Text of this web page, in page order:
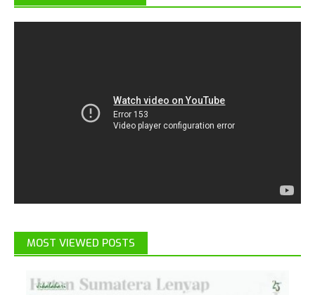
MOST VIEWED POSTS